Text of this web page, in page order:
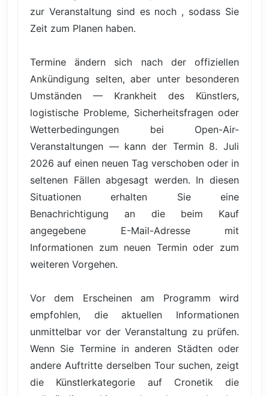
zur Veranstaltung sind es noch , sodass Sie
Zeit zum Planen haben.
Termine ändern sich nach der offiziellen
Ankündigung selten, aber unter besonderen
Umständen — Krankheit des Künstlers,
logistische Probleme, Sicherheitsfragen oder
Wetterbedingungen bei Open-Air-
Veranstaltungen — kann der Termin 8. Juli
2026 auf einen neuen Tag verschoben oder in
seltenen Fällen abgesagt werden. In diesen
Situationen erhalten Sie eine
Benachrichtigung an die beim Kauf
angegebene E-Mail-Adresse mit
Informationen zum neuen Termin oder zum
weiteren Vorgehen.
Vor dem Erscheinen am Programm wird
empfohlen, die aktuellen Informationen
unmittelbar vor der Veranstaltung zu prüfen.
Wenn Sie Termine in anderen Städten oder
andere Auftritte derselben Tour suchen, zeigt
die Künstlerkategorie auf Cronetik die